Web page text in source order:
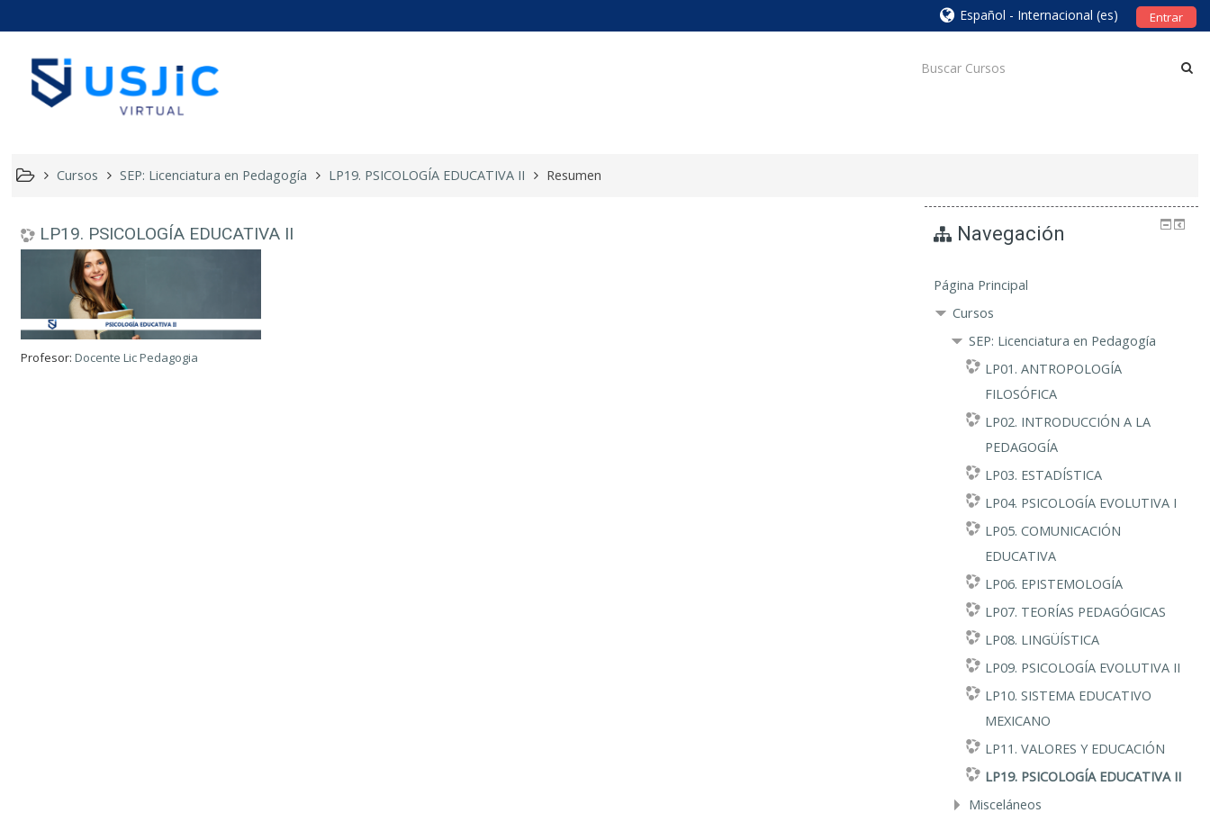
Entrar
Español - Internacional ‎(es)‎
Cursos SEP: Licenciatura en Pedagogía LP19. PSICOLOGÍA EDUCATIVA II Resumen
LP19. PSICOLOGÍA EDUCATIVA II
Profesor:Docente Lic Pedagogia
Navegación
Página Principal
Cursos
SEP: Licenciatura en Pedagogía
LP01. ANTROPOLOGÍA
FILOSÓFICA
LP02. INTRODUCCIÓN A LA
PEDAGOGÍA
LP03. ESTADÍSTICA
LP04. PSICOLOGÍA EVOLUTIVA I
LP05. COMUNICACIÓN
EDUCATIVA
LP06. EPISTEMOLOGÍA
LP07. TEORÍAS PEDAGÓGICAS
LP08. LINGÜÍSTICA
LP09. PSICOLOGÍA EVOLUTIVA II
LP10. SISTEMA EDUCATIVO
MEXICANO
LP11. VALORES Y EDUCACIÓN
LP19. PSICOLOGÍA EDUCATIVA II
Misceláneos